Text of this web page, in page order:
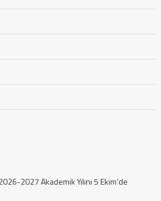
2027 Akademik Yılını 5 Ekim’de